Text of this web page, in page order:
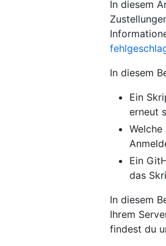
In diesem
In diesem
Ein
erneut
Ein
das
In diesem
Ihrem
findest du